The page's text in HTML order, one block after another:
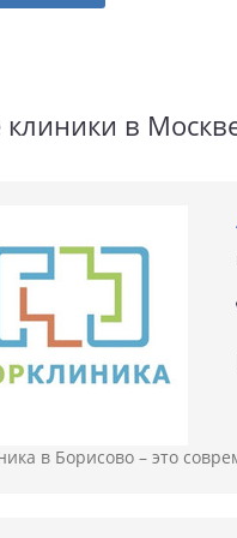
клиники в
в Борисово – это